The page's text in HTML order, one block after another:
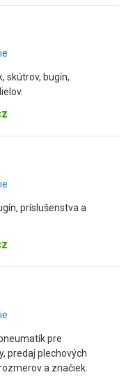
skútrov, bugín,
príslušenstva a
pre
predaj plechových
a značiek.